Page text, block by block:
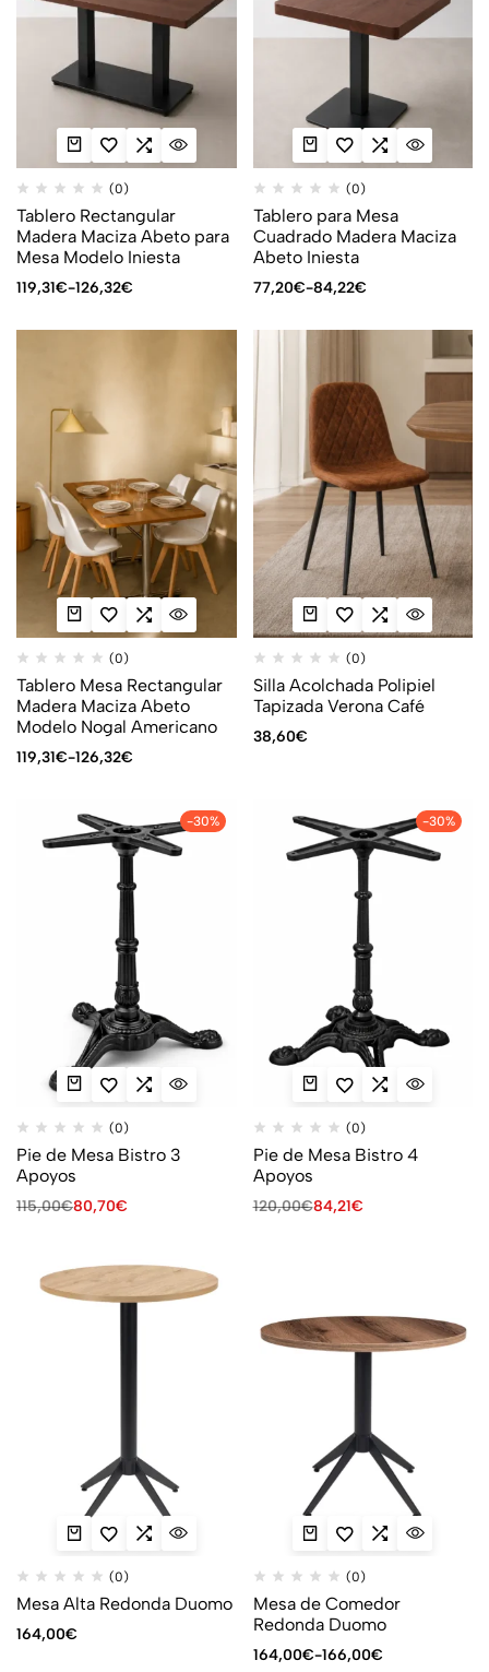
(0)
Tablero Rectangular
Madera Maciza Abeto para
Mesa Modelo Iniesta
119,31€-126,32€
(0)
Tablero para Mesa
Cuadrado Madera Maciza
Abeto Iniesta
77,20€-84,22€
(0)
Tablero Mesa Rectangular
Madera Maciza Abeto
Modelo Nogal Americano
119,31€-126,32€
(0)
Silla Acolchada Polipiel
Tapizada Verona Café
38,60€
-30%
(0)
Pie de Mesa Bistro 3
Apoyos
115,00€80,70€
-30%
(0)
Pie de Mesa Bistro 4
Apoyos
120,00€84,21€
(0)
Mesa Alta Redonda Duomo
164,00€
(0)
Mesa de Comedor
Redonda Duomo
164,00€-166,00€